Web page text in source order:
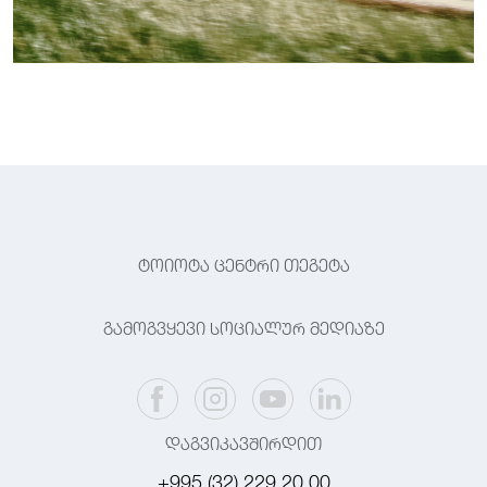
ტოიოტა ცენტრი თეგეტა
გამოგვყევი სოციალურ მედიაზე
დაგვიკავშირდით
+995 (32) 229 20 00